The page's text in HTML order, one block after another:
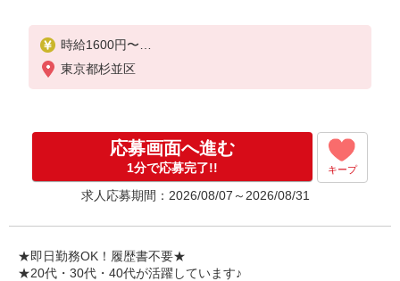
時給1600円〜
※残業代支給
★交通費別途支給（規定あり）
入社祝い金10万円支給(規定有)
お友達を紹介頂くと,
インセンティブ支給(規定有)
゜・。○。・゜+゜・。○。・゜+゜
東京都杉並区
応募画面へ進む
1分で応募完了!! キープ
求人応募期間：2026/08/07～2026/08/31
★即日勤務OK！履歴書不要★
★20代・30代・40代が活躍しています♪